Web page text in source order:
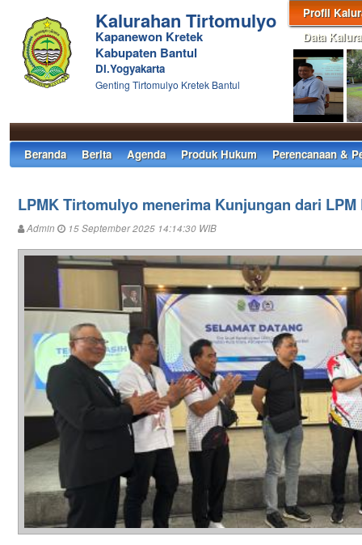
Profil
Data
Kalurahan Tirtomulyo
Kapanewon Kretek
Kabupaten Bantul
DI.Yogyakarta
Genting Tirtomulyo Kretek Bantul
Beranda Berita Agenda Produk Hukum Perencanaan &
LPMK Tirtomulyo menerima Kunjungan dari
Admin 15 September 2025 14:14:30 WIB